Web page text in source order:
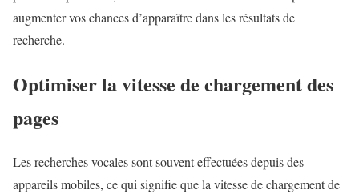
augmenter vos chances d’apparaître dans les résultats de
recherche.
Optimiser la vitesse de chargement des
pages
Les recherches vocales sont souvent effectuées depuis des
appareils mobiles, ce qui signifie que la vitesse de chargement de